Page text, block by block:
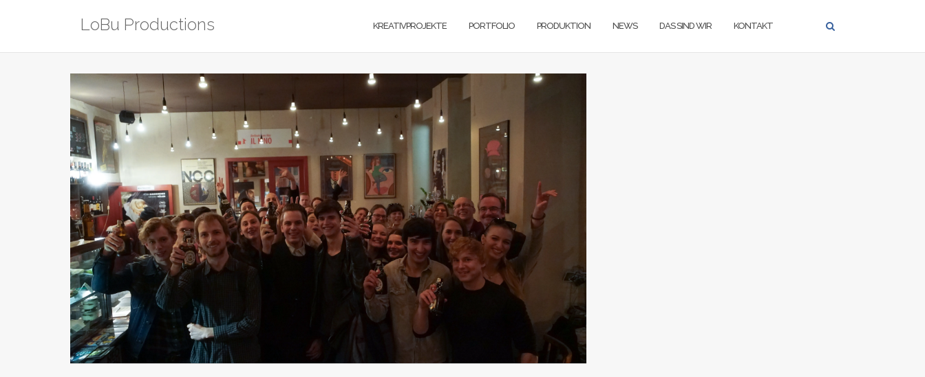
LoBu Productions KREATIVPROJEKTE PORTFOLIO PRODUKTION NEWS DAS SIND WIR KONTAKT